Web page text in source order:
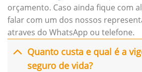
orçamento. Caso ainda fique com
falar com um dos nossos
atraves do WhatsApp ou telefone.
Quanto custa e qual é a
seguro de vida?